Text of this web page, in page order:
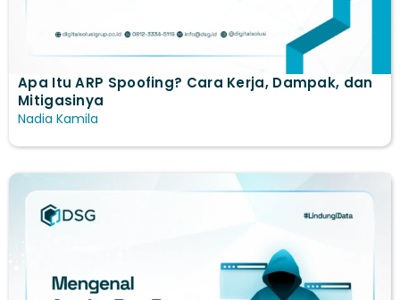
Apa Itu ARP Spoofing? Cara Kerja, Dampak, dan
Mitigasinya
Nadia Kamila